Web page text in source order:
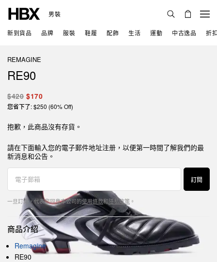
男裝
新到貨品 品牌 服裝 鞋履 配飾 生活 運動 中古逸品 折
REMAGINE
RE90
$420 $170
您省下了: $250 (60% Off)
抱歉，此商品沒有存貨。
請在下面輸入您的電子郵件地址注册，以便第一時間了解我們的最
新消息和公告。
訂閱
一旦訂閱，代表您同意本公司的使用條款和隱私政策 。
商品介紹
Remagine
RE90